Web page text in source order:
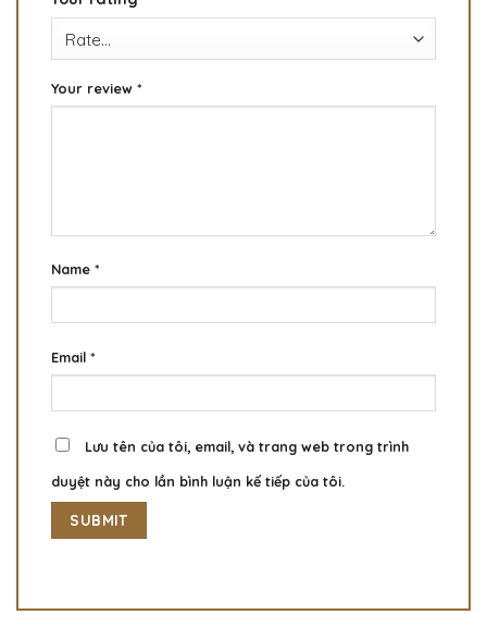
Your review *
Name *
Email *
Lưu tên của tôi, email, và trang web trong trình
duyệt này cho lần bình luận kế tiếp của tôi.